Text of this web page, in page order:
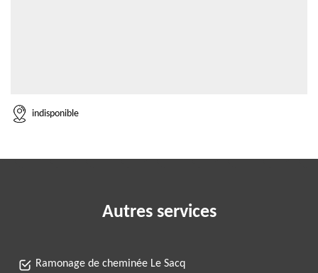
indisponible
Autres services
Ramonage de cheminée Le Sacq